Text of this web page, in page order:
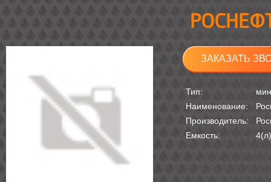
ЗАКАЗАТЬ
Тип:
Наименование:
Производитель:
Емкость:
4(л)